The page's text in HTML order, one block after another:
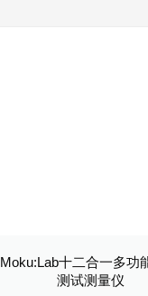
Moku:Lab十二合一多功
测试测量仪